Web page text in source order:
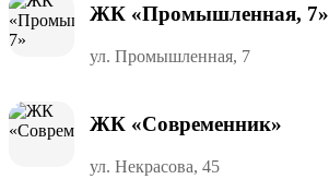
ЖК «Промышленная, 7»
ул. Промышленная, 7
ЖК «Современник»
ул. Некрасова, 45